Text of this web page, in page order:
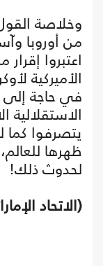
وخلاصة
من أوروبا
اعتبروا
الأميركية
في حاجة إلى
الاستقلالية
يتصرفوا كما
ظهرها
لحدوث ذلك!
(الاتحاد